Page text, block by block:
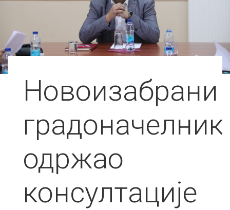
Новoизабрани
градоначелник
одржао
консултације